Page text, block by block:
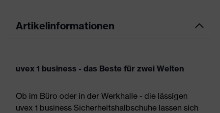
Artikelinformationen
uvex 1 business - das Beste für zwei Welten
Ob im Büro oder in der Werkhalle - die lässigen
uvex 1 business Sicherheitshalbschuhe lassen sich